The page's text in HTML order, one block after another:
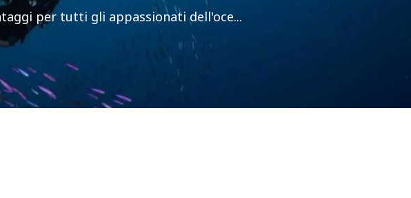
per tutti gli appassionati dell'oce...